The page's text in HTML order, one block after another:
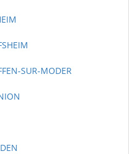
SUR-MODER